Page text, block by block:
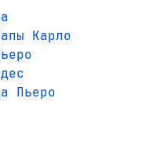
Карло
Пьеро